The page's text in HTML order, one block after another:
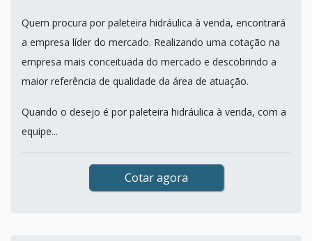
Quem procura por paleteira hidráulica à venda, encontrará
a empresa líder do mercado. Realizando uma cotação na
empresa mais conceituada do mercado e descobrindo a
maior referência de qualidade da área de atuação.
Quando o desejo é por paleteira hidráulica à venda, com a
equipe...
Cotar agora